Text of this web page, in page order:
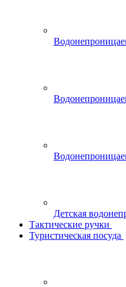
Детская
Тактические ручки
Туристическая посуда